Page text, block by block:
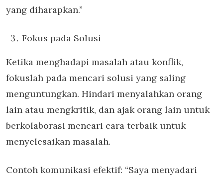
yang diharapkan.”
Fokus pada Solusi
Ketika menghadapi masalah atau konflik,
fokuslah pada mencari solusi yang saling
menguntungkan. Hindari menyalahkan orang
lain atau mengkritik, dan ajak orang lain untuk
berkolaborasi mencari cara terbaik untuk
menyelesaikan masalah.
Contoh komunikasi efektif: “Saya menyadari